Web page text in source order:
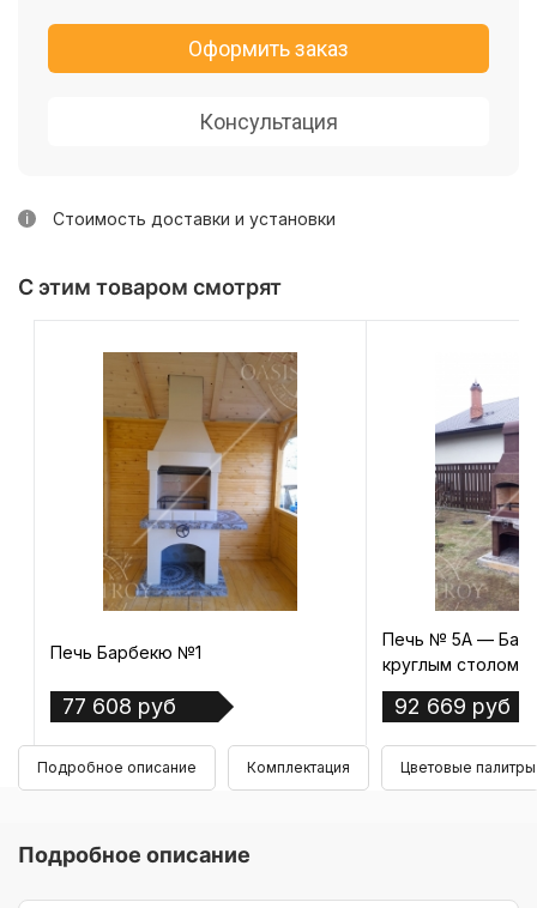
Оформить заказ
Консультация
Стоимость доставки и установки
С этим товаром смотрят
Печь Барбекю №1
77 608 руб
Печь № 5А —
круглым столом
92 669 руб
Подробное описание Комплектация Цветовые палитры
Подробное описание